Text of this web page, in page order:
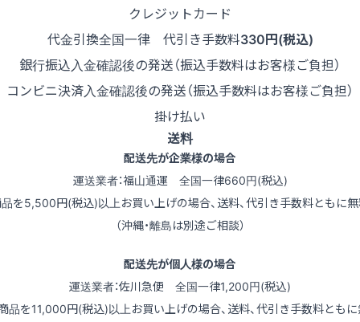
クレジットカード
代金引換全国一律 代引き手数料330円(税込)
銀行振込入金確認後の発送（振込手数料はお客様ご負担）
コンビニ決済入金確認後の発送（振込手数料はお客様ご負担）
掛け払い
送料
配送先が企業様の場合
運送業者：福山通運 全国一律660円(税込)
品を5,500円(税込)以上お買い上げの場合、送料、代引き手数料ともに無
（沖縄・離島は別途ご相談）
配送先が個人様の場合
運送業者：佐川急便 全国一律1,200円(税込)
品を11,000円(税込)以上お買い上げの場合、送料、代引き手数料とも